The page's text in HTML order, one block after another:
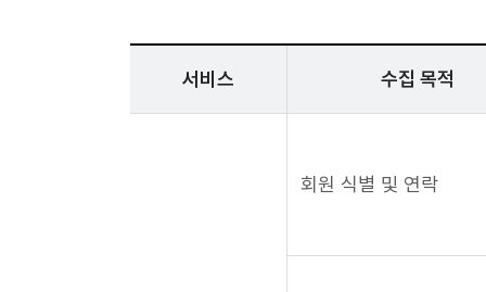
서비스 수집 목적
회원 식별 및 연락